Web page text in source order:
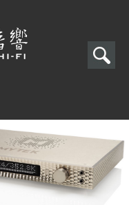
搜
表
單
搜
尋